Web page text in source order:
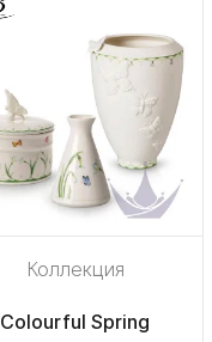
Коллекция
Colourful Spring